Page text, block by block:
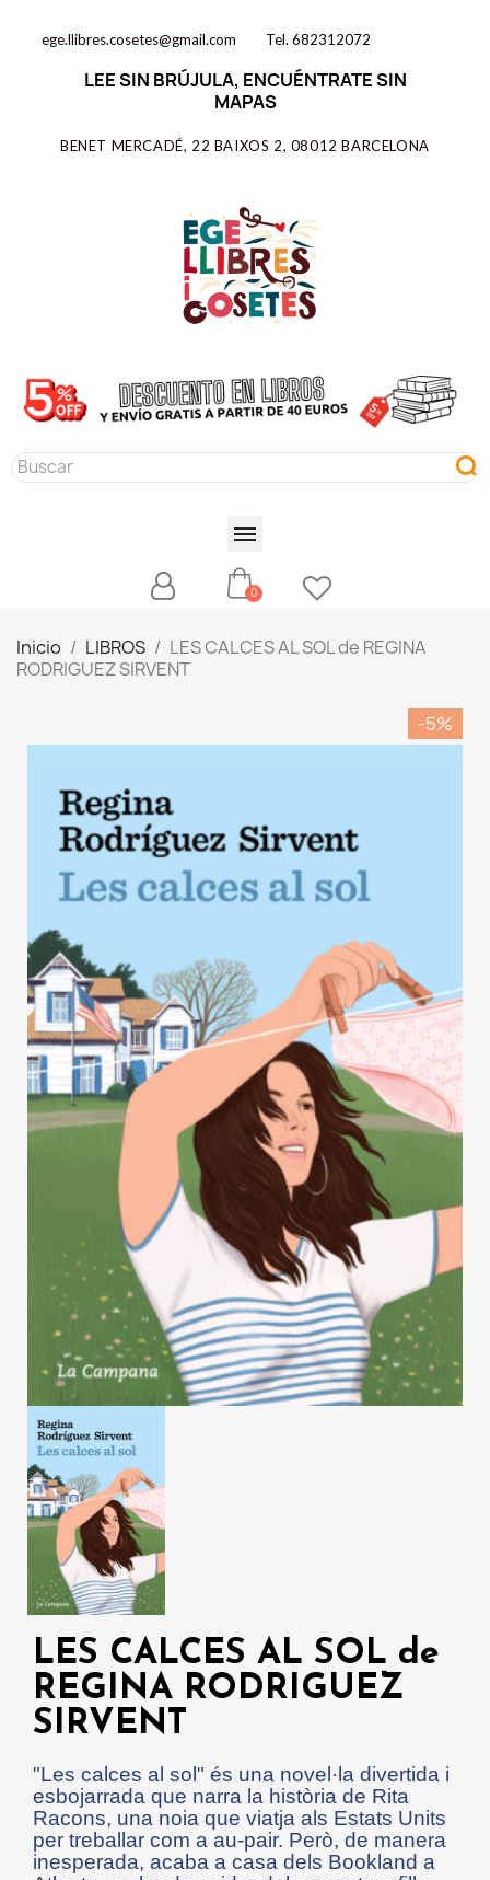
ege.llibres.cosetes@gmail.com Tel. 682312072
LEE SIN BRÚJULA, ENCUÉNTRATE SIN
MAPAS
BENET MERCADÉ, 22 BAIXOS 2, 08012 BARCELONA
Inicio LIBROS
LES CALCES AL SOL de REGINA
RODRIGUEZ SIRVENT
-5%
LES CALCES AL SOL de
REGINA RODRIGUEZ
SIRVENT
"Les calces al sol" és una novel·la divertida i
esbojarrada que narra la història de Rita
Racons, una noia que viatja als Estats Units
per treballar com a au-pair. Però, de manera
inesperada, acaba a casa dels Bookland a